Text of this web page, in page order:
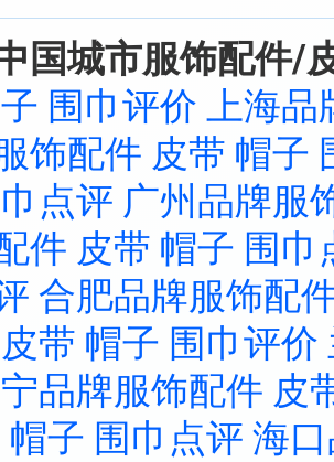
国城市服饰配件/
围巾评价 上海品
饰配件 皮带 帽子
点评 广州品牌服
件 皮带 帽子 围巾
合肥品牌服饰配
带 帽子 围巾评价
品牌服饰配件 皮
子 围巾点评 海